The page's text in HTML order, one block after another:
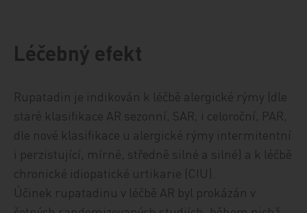
Léčebný efekt
Rupatadin je indikován k léčbě alergické rýmy (dle
staré klasifikace AR sezonní, SAR, i celoroční, PAR,
dle nové klasifikace u alergické rýmy intermitentní
i perzistující, mírné, středně silné a silné) a k léčbě
chronické idiopatické urtikarie (CIU).
Účinek rupatadinu v léčbě AR byl prokázán v